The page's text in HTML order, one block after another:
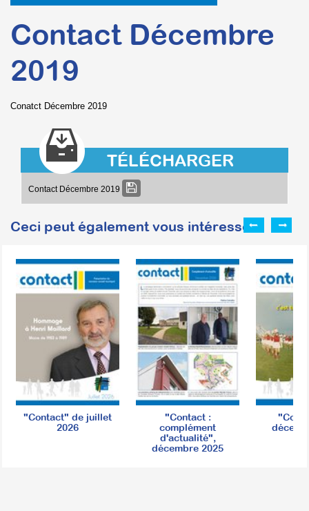
Contact Décembre
2019
Conatct Décembre 2019
TÉLÉCHARGER
Contact Décembre 2019
Ceci peut également vous intéresser :
"Contact" de juillet
2026
"Contact :
complément
d'actualité",
décembre 2025